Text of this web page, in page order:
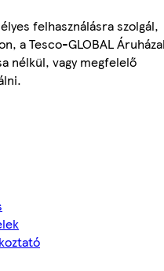
felhasználásra szolgál,
a Tesco-GLOBAL
nélkül, vagy megfelelő